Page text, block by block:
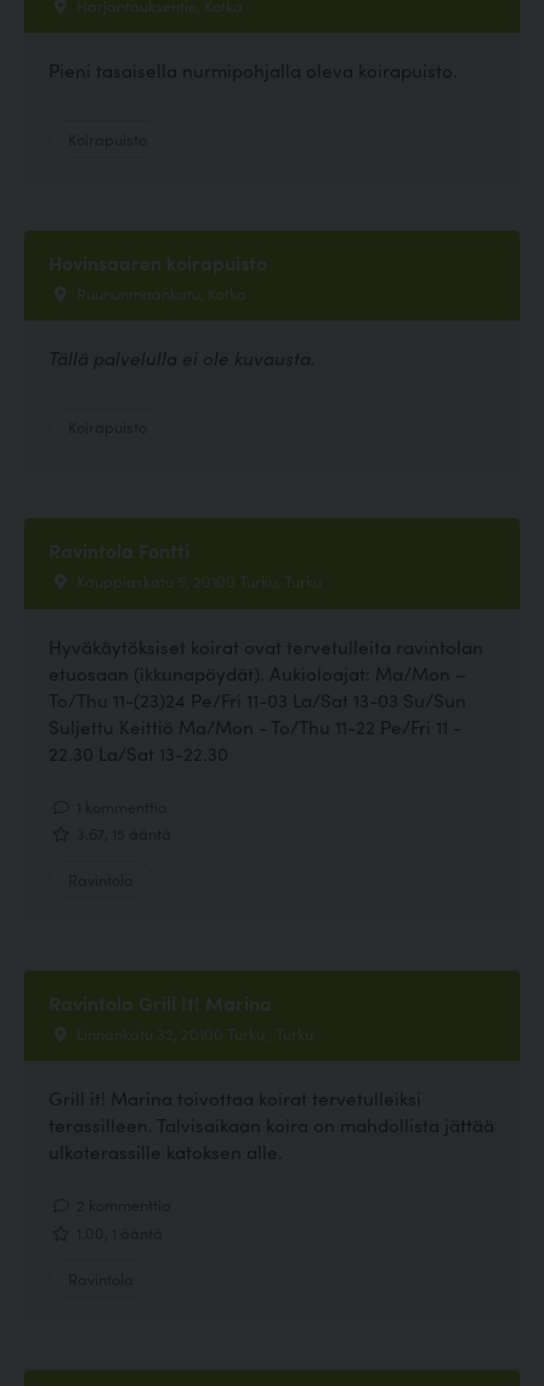
Harjantauksentie, Kotka
Pieni tasaisella nurmipohjalla oleva koirapuisto.
Hovinsaaren koirapuisto
Ruununmaankatu, Kotka
Tällä palvelulla ei ole kuvausta.
Ravintola Fontti
Kauppiaskatu 5, 20100 Turku, Turku
Hyväkäytöksiset koirat ovat tervetulleita ravintolan
etuosaan (ikkunapöydät). Aukioloajat: Ma/Mon –
To/Thu 11-(23)24 Pe/Fri 11-03 La/Sat 13-03 Su/Sun
Suljettu Keittiö Ma/Mon - To/Thu 11-22 Pe/Fri 11 -
22.30 La/Sat 13-22.30
Ravintola Grill It! Marina
Linnankatu 32, 20100 Turku , Turku
Grill it! Marina toivottaa koirat tervetulleiksi
terassilleen. Talvisaikaan koira on mahdollista jättää
ulkoterassille katoksen alle.